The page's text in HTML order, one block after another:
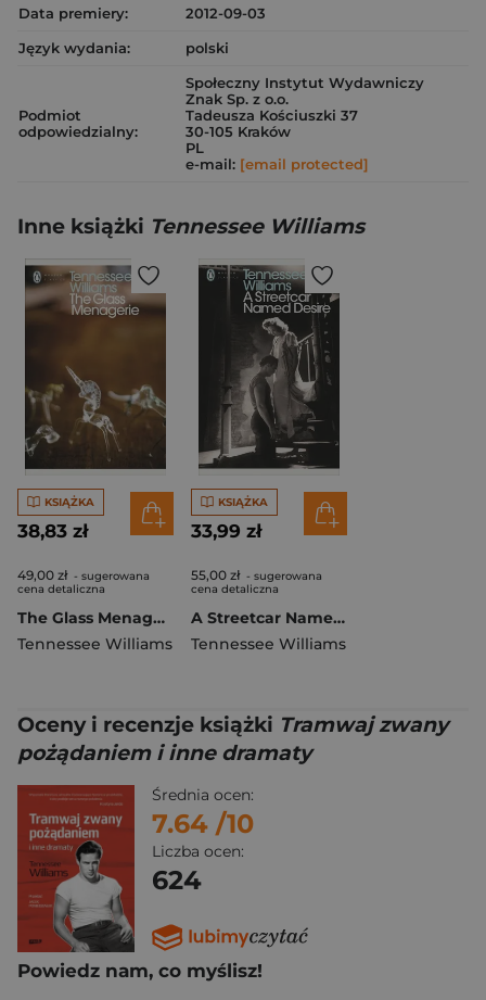
Data premiery:
2012-09-03
Język wydania:
polski
Podmiot
odpowiedzialny:
Społeczny Instytut Wydawniczy
Znak Sp. z o.o.
Tadeusza Kościuszki 37
30-105 Kraków
PL
e-mail: [email protected]
Inne książki Tennessee Williams
KSIĄŻKA
38,83 zł
49,00 zł - sugerowana
cena detaliczna
The Glass Menagerie wer. angielska
Tennessee Williams
KSIĄŻKA
33,99 zł
55,00 zł - sugerowana
cena detaliczna
A Streetcar Named Desire
Tennessee Williams
Oceny i recenzje książki Tramwaj zwany
pożądaniem i inne dramaty
Średnia ocen:
7.64 /10
Liczba ocen:
624
Powiedz nam, co myślisz!